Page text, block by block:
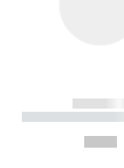
------------
-----------